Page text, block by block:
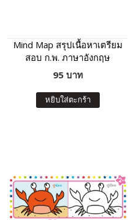
Mind Map สรุปเนื้อหาเตรียม
สอบ ก.พ. ภาษาอังกฤษ
95 บาท
หยิบใส่ตะกร้า